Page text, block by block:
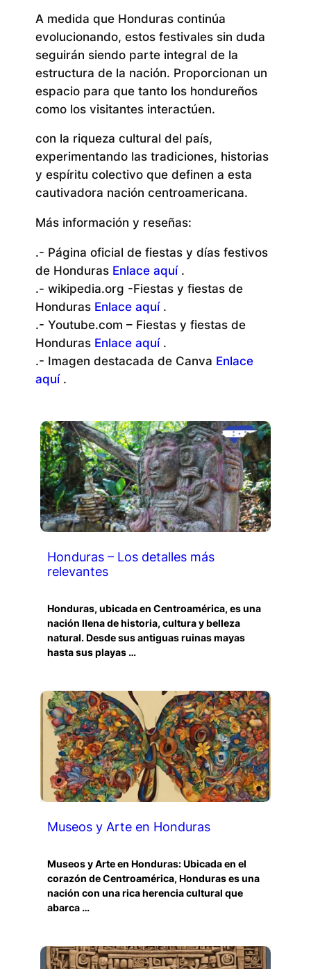
A medida que Honduras continúa
evolucionando, estos festivales sin duda
seguirán siendo parte integral de la
estructura de la nación. Proporcionan un
espacio para que tanto los hondureños
como los visitantes interactúen.
con la riqueza cultural del país,
experimentando las tradiciones, historias
y espíritu colectivo que definen a esta
cautivadora nación centroamericana.
Más información y reseñas:
.- Página oficial de fiestas y días festivos
de Honduras Enlace aquí.
.- wikipedia.org -Fiestas y fiestas de
Honduras Enlace aquí.
.- Youtube.com – Fiestas y fiestas de
Honduras Enlace aquí.
.- Imagen destacada de Canva Enlace
aquí.
Honduras – Los detalles más
relevantes
Honduras, ubicada en Centroamérica, es una
nación llena de historia, cultura y belleza
natural. Desde sus antiguas ruinas mayas
hasta sus playas …
Museos y Arte en Honduras
Museos y Arte en Honduras: Ubicada en el
corazón de Centroamérica, Honduras es una
nación con una rica herencia cultural que
abarca …